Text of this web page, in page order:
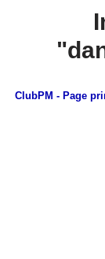
ClubPM - Page